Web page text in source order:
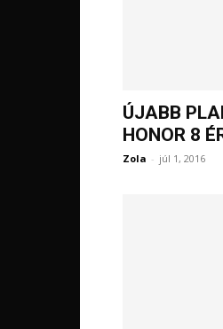
ÚJABB
HONOR 8
Zola - júl 1, 2016